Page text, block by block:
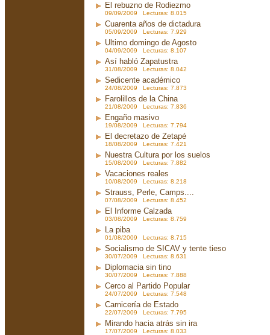
El rebuzno de Rodiezmo
09/09/2009 Lecturas: 8.015
Cuarenta años de dictadura
05/09/2009 Lecturas: 7.929
Ultimo domingo de Agosto
04/09/2009 Lecturas: 8.107
Así habló Zapatustra
31/08/2009 Lecturas: 8.042
Sedicente académico
24/08/2009 Lecturas: 7.873
Farolillos de la China
21/08/2009 Lecturas: 7.836
Engaño masivo
19/08/2009 Lecturas: 7.794
El decretazo de Zetapé
18/08/2009 Lecturas: 7.421
Nuestra Cultura por los suelos
15/08/2009 Lecturas: 7.882
Vacaciones reales
10/08/2009 Lecturas: 8.218
Strauss, Perle, Camps....
07/08/2009 Lecturas: 8.452
El Informe Calzada
03/08/2009 Lecturas: 8.759
La piba
01/08/2009 Lecturas: 8.715
Socialismo de SICAV y tente tieso
30/07/2009 Lecturas: 8.631
Diplomacia sin tino
30/07/2009 Lecturas: 7.888
Cerco al Partido Popular
24/07/2009 Lecturas: 7.548
Carnicería de Estado
22/07/2009 Lecturas: 7.795
Mirando hacia atrás sin ira
17/07/2009 Lecturas: 8.033